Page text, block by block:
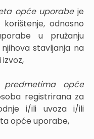
opće uporabeje
odnosno
u pružanju
stavljanja na
izvoz,
opće
registrirana za
i/ili uvoza i/ili
opće uporabe,